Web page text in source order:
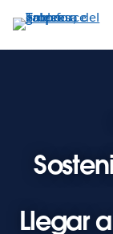
contenido
Llegar